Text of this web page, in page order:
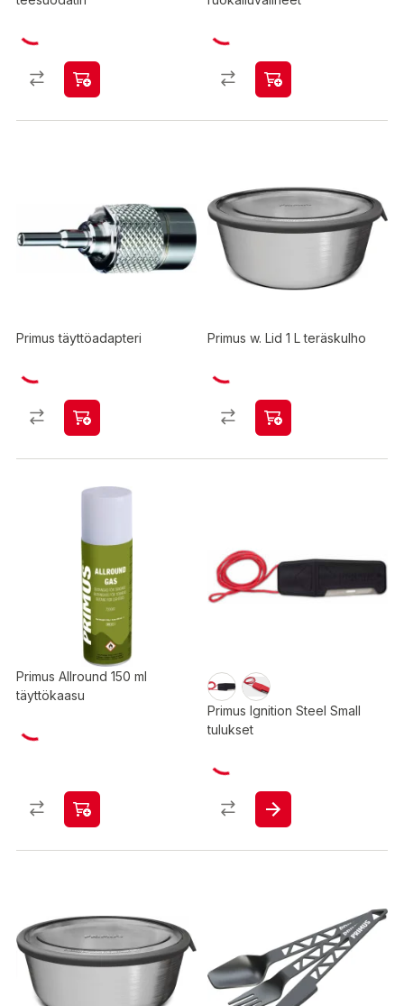
Primus täyttöadapteri Primus w. Lid 1 L teräskulho
Primus Allround 150 ml
täyttökaasu
Primus Ignition Steel Small
tulukset